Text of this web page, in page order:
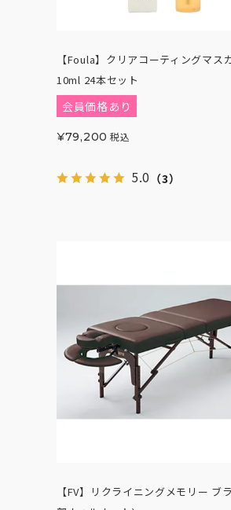
【Foula】クリアコーティングマス
10ml 24本セット
会員価格あり
¥79,200 税込
5.0 （3）
【FV】リクライニングメモリー ブ